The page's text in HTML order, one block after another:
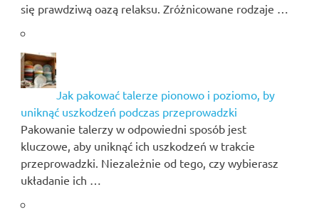
się prawdziwą oazą relaksu. Zróżnicowane rodzaje …
Jak pakować talerze pionowo i poziomo, by
uniknąć uszkodzeń podczas przeprowadzki
Pakowanie talerzy w odpowiedni sposób jest
kluczowe, aby uniknąć ich uszkodzeń w trakcie
przeprowadzki. Niezależnie od tego, czy wybierasz
układanie ich …